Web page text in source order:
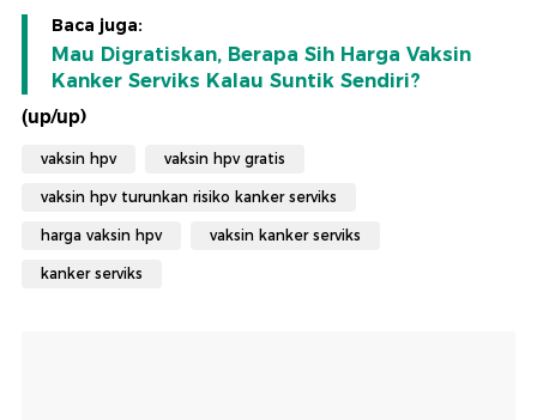
Baca juga:
Mau Digratiskan, Berapa Sih Harga Vaksin
Kanker Serviks Kalau Suntik Sendiri?
(up/up)
vaksin hpv vaksin hpv gratis
vaksin hpv turunkan risiko kanker serviks
harga vaksin hpv vaksin kanker serviks
kanker serviks